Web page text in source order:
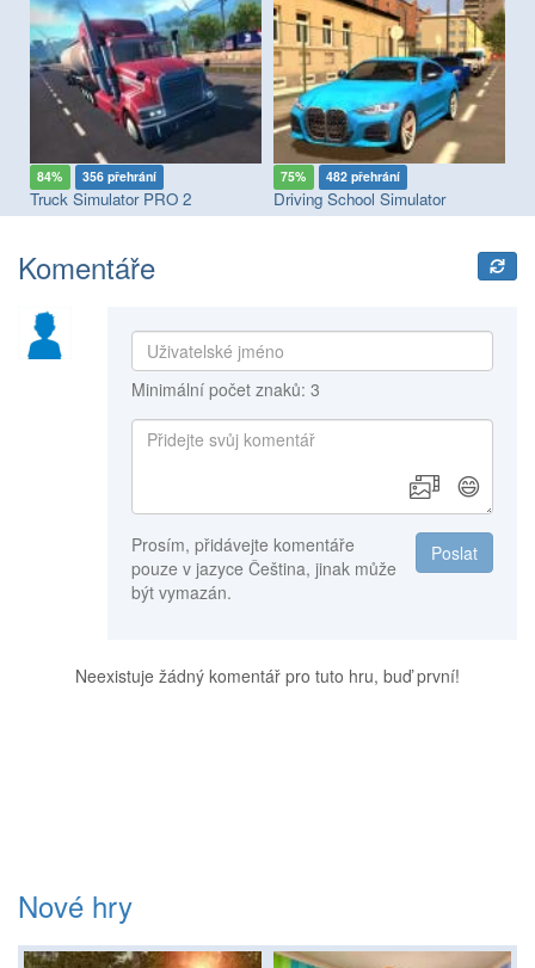
84% 356 přehrání
Truck Simulator PRO 2
75% 482 přehrání
Driving School Simulator
Komentáře
Minimální počet znaků: 3
😄
Poslat
Prosím, přidávejte komentáře
pouze v jazyce Čeština, jinak může
být vymazán.
Neexistuje žádný komentář pro tuto hru, buď první!
Nové hry